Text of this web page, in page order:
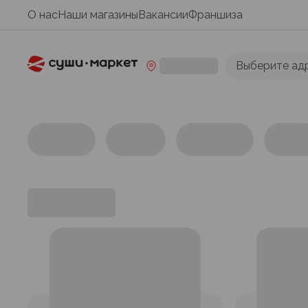
О насНаши магазиныВакансииФраншиза
Выберите